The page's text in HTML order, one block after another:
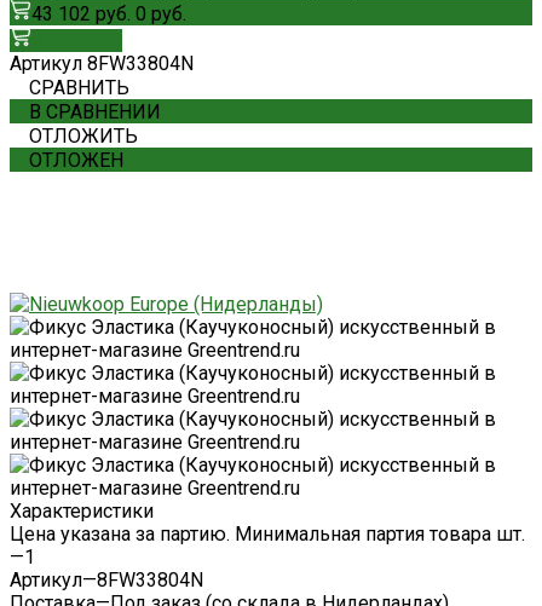
43 102 руб. 0 руб.
Артикул 8FW33804N
СРАВНИТЬ
В СРАВНЕНИИ
ОТЛОЖИТЬ
ОТЛОЖЕН
Характеристики
Цена указана за партию. Минимальная партия товара шт.
—1
Артикул—8FW33804N